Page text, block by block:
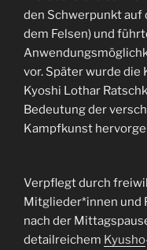
den Schwerpunkt auf
dem Felsen) und
vor. Später wurde die
Kyoshi Lothar
Bedeutung der
Kampfkunst
Verpflegt durch
Mitglieder*innen und
nach der
detailreichem Kyusho